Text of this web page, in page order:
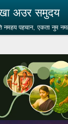
अउर समुदय
नमहय पहचान, एकता नुम